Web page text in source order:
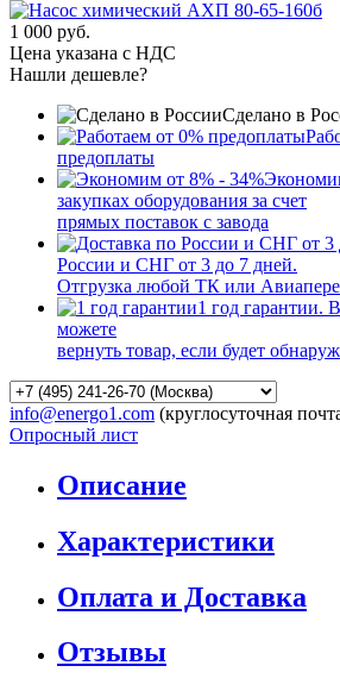
1 000 руб.
Цена указана с НДС
Нашли дешевле?
Сделано в
предоплаты
закупках оборудования за счет
прямых поставок с завода
России и СНГ от 3 до 7 дней.
Отгрузка любой ТК или
1 год гарантии.
можете
вернуть товар, если будет
info@energo1.com (круглосуточная
Опросный лист
Описание
Характеристики
Оплата и Доставка
Отзывы